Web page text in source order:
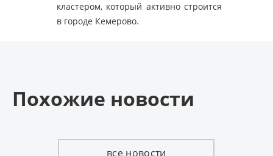
кластером, который активно строится
в городе Кемерово.
Похожие новости
все новости